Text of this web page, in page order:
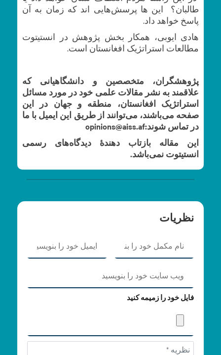
طالبان؟ این ها پرسش‌هایی اند که زمان به آن
پاسخ خواهد داد.
هادی ایوبی، همکار بخش پژوهش در انستیتوت
مطالعات استراتژیک افغانستان است.
پژوهشگران، متخصصین و دانشگاهیانی که
علاقمند به نشر مقالات علمی خود در مورد مسائل
استراتژیک افغانستان، منطقه و جهان در این
صفحه می‌باشند، می‌توانند از طریق این ایمیل با ما
در تماس شوند:opinions@aiss.af
این مقاله بازتاب دهندۀ دیدگاه‌های رسمی
انستیتوت نمی‌باشد.
نظریات
فایل خود را زمیمه کنید